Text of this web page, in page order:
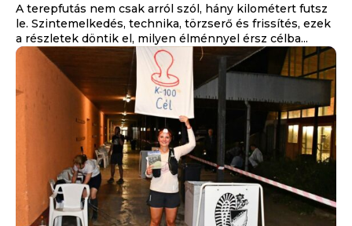
A terepfutás nem csak arról szól, hány kilométert futsz
le. Szintemelkedés, technika, törzserő és frissítés, ezek
a részletek döntik el, milyen élménnyel érsz célba...